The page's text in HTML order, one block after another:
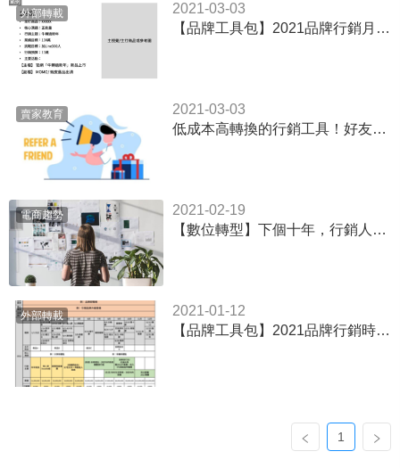
外部轉載
2021-03-03
【品牌工具包】2021品牌行銷月度任務分配表-內附Powerpoint檔
賣家教育
2021-03-03
低成本高轉換的行銷工具！好友推薦活動成功的6大關鍵
電商趨勢
2021-02-19
【數位轉型】下個十年，行銷人才必了解的四大趨勢！
外部轉載
2021-01-12
【品牌工具包】2021品牌行銷時間表(提供excel表下載)
1